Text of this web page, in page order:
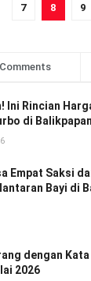
7 8 9
Comments
Ini Rincian
di
Empat Saksi
Bayi di
dengan
2026